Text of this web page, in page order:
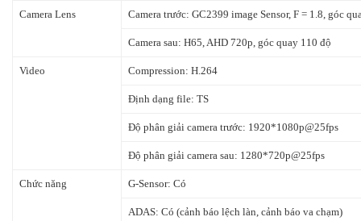
Camera Lens Camera trước: GC2399 image Sensor, F = 1.8, góc
Camera sau: H65, AHD 720p, góc quay 110 độ
Video Compression: H.264
Định dạng file: TS
Độ phân giải camera trước: 1920*1080p@25fps
Độ phân giải camera sau: 1280*720p@25fps
Chức năng G-Sensor: Có
ADAS: Có (cảnh báo lệch làn, cảnh báo va chạm)